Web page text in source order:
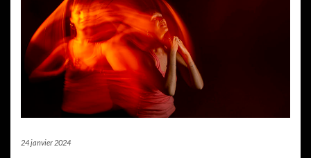
24 janvier 2024